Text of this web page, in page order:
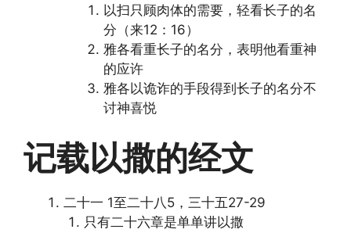
以扫只顾肉体的需要，轻看长子的名
分（来12：16）
雅各看重长子的名分，表明他看重神
的应许
雅各以诡诈的手段得到长子的名分不
讨神喜悦
记载以撒的经文
二十一 1至二十八5，三十五27-29
只有二十六章是单单讲以撒